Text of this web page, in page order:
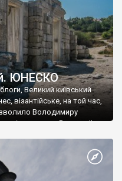
ЮНЕСКО
Великий київський
візантійське, на той час,
Володимиру
імператору Василю ІІ, та
Василем-християнином.
Херсонесу Таврійського